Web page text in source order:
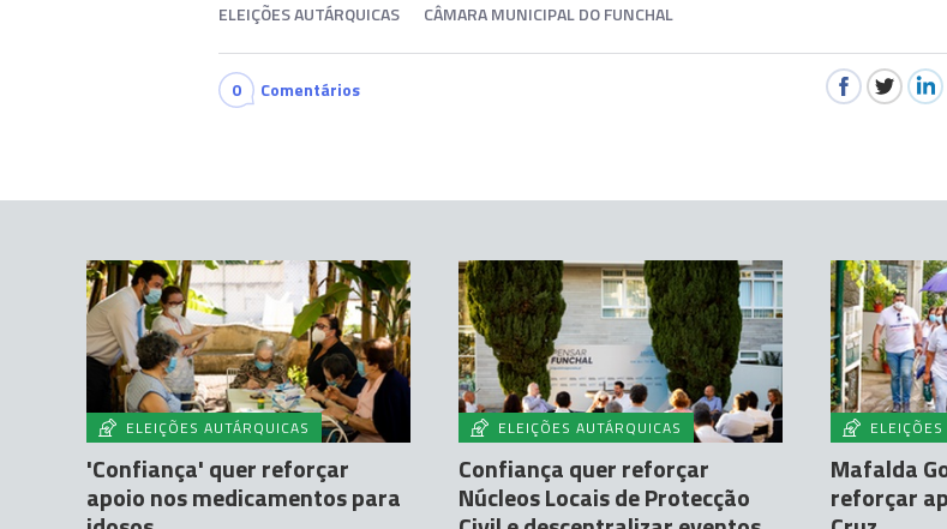
ELEIÇÕES AUTÁRQUICAS CÂMARA MUNICIPAL DO FUNCHAL
0 Comentários
ELEIÇÕES AUTÁRQUICAS
'Confiança' quer reforçar
apoio nos medicamentos para
ELEIÇÕES AUTÁRQUICAS
Confiança quer reforçar
Núcleos Locais de Protecção
Mafalda
reforçar